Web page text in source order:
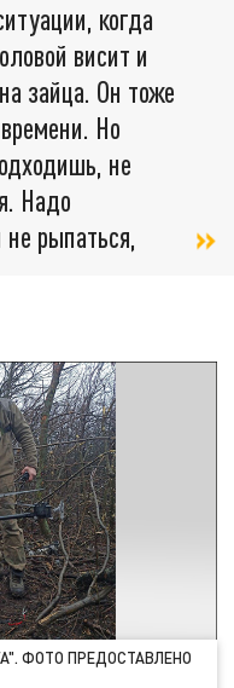
когда
висит и
зайца. Он тоже
Но
не
Надо
не рыпаться,
ФОТО ПРЕДОСТАВЛЕНО